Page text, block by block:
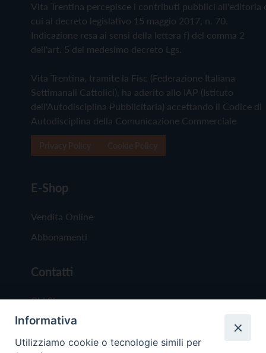
Vita Trentina percepisce i contributi pubblici all'editoria
cui al decreto legislativo 15 maggio 2017, n. 70.
Indicazione resa ai sensi della lettera f) del comma 2
dell'art. 5 del medesimo decreto Lgs.
Vita Trentina, tramite la Fisc (Federazione Italiana
Settimanali Cattolici), ha aderito allo IAP (Istituto
dell'Autodisciplina Pubblicitaria) accettando il Codice di
Autodisciplina della Comunicazione Commerciale
E-Shop
Vendita Online
Abbonamenti
Contatti
Chi Siamo
Redazione
Scrivici
Informativa
Utilizziamo cookie o tecnologie simili per